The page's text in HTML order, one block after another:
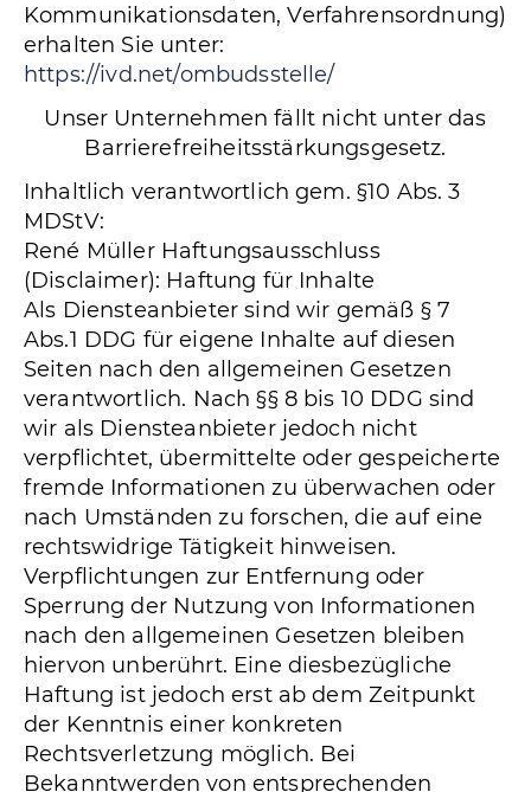
Kommunikationsdaten, Verfahrensordnung)
erhalten Sie unter:
https://ivd.net/ombudsstelle/
Unser Unternehmen fällt nicht unter das
Barrierefreiheitsstärkungsgesetz.
Inhaltlich verantwortlich gem. §10 Abs. 3
MDStV:
René Müller Haftungsausschluss
(Disclaimer): Haftung für Inhalte
Als Diensteanbieter sind wir gemäß § 7
Abs.1 DDG für eigene Inhalte auf diesen
Seiten nach den allgemeinen Gesetzen
verantwortlich. Nach §§ 8 bis 10 DDG sind
wir als Diensteanbieter jedoch nicht
verpflichtet, übermittelte oder gespeicherte
fremde Informationen zu überwachen oder
nach Umständen zu forschen, die auf eine
rechtswidrige Tätigkeit hinweisen.
Verpflichtungen zur Entfernung oder
Sperrung der Nutzung von Informationen
nach den allgemeinen Gesetzen bleiben
hiervon unberührt. Eine diesbezügliche
Haftung ist jedoch erst ab dem Zeitpunkt
der Kenntnis einer konkreten
Rechtsverletzung möglich. Bei
Bekanntwerden von entsprechenden